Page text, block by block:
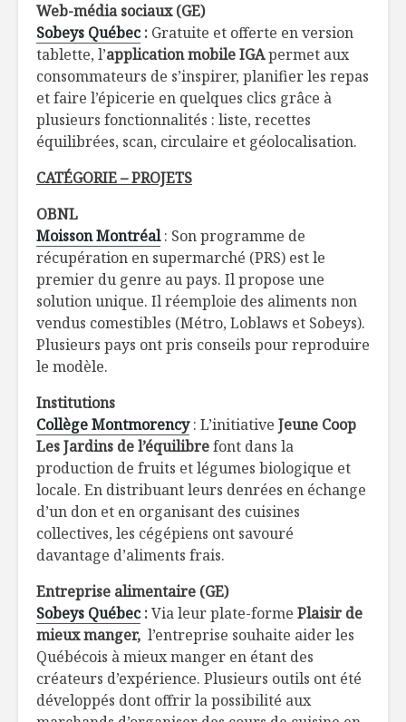
Web-média sociaux (GE)
Sobeys Québec : Gratuite et offerte en version
tablette, l’application mobile IGApermet aux
consommateurs de s’inspirer, planifier les repas
et faire l’épicerie en quelques clics grâce à
plusieurs fonctionnalités : liste, recettes
équilibrées, scan, circulaire et géolocalisation.
CATÉGORIE – PROJETS
OBNL
Moisson Montréal: Son programme de
récupération en supermarché (PRS) est le
premier du genre au pays. Il propose une
solution unique. Il réemploie des aliments non
vendus comestibles (Métro, Loblaws et Sobeys).
Plusieurs pays ont pris conseils pour reproduire
le modèle.
Institutions
Collège Montmorency: L’initiative Jeune Coop
Les Jardins de l’équilibrefont dans la
production de fruits et légumes biologique et
locale. En distribuant leurs denrées en échange
d’un don et en organisant des cuisines
collectives, les cégépiens ont savouré
davantage d’aliments frais.
Entreprise alimentaire (GE)
Sobeys Québec :Via leur plate-forme Plaisir de
mieux manger, l’entreprise souhaite aider les
Québécois à mieux manger en étant des
créateurs d’expérience. Plusieurs outils ont été
développés dont offrir la possibilité aux